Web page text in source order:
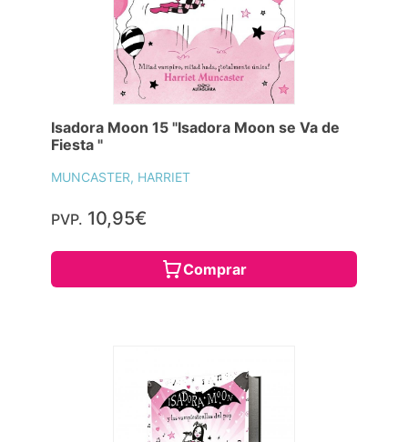
Isadora Moon 15 "Isadora Moon se Va de
Fiesta "
MUNCASTER, HARRIET
PVP. 10,95€
Comprar